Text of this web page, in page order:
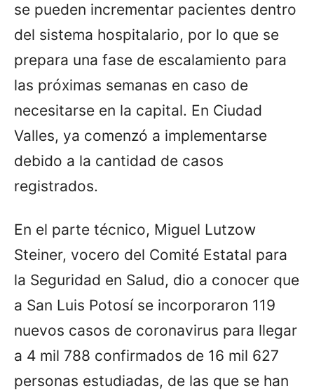
se pueden incrementar pacientes dentro
del sistema hospitalario, por lo que se
prepara una fase de escalamiento para
las próximas semanas en caso de
necesitarse en la capital. En Ciudad
Valles, ya comenzó a implementarse
debido a la cantidad de casos
registrados.
En el parte técnico, Miguel Lutzow
Steiner, vocero del Comité Estatal para
la Seguridad en Salud, dio a conocer que
a San Luis Potosí se incorporaron 119
nuevos casos de coronavirus para llegar
a 4 mil 788 confirmados de 16 mil 627
personas estudiadas, de las que se han